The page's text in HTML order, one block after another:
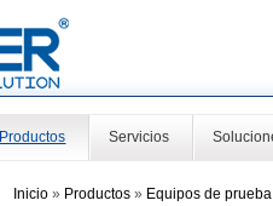
Productos Servicios
Inicio » Productos» Equipos de